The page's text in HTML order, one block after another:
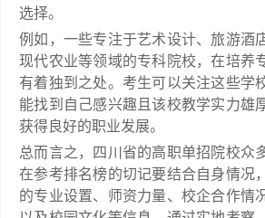
选择。
例如，一些专注于艺术设计、旅游酒
现代农业等领域的专科院校，在培养
有着独到之处。考生可以关注这些学
能找到自己感兴趣且该校教学实力雄
获得良好的职业发展。
总而言之，四川省的高职单招院校众
在参考排名榜的切记要结合自身情况
的专业设置、师资力量、校企合作情